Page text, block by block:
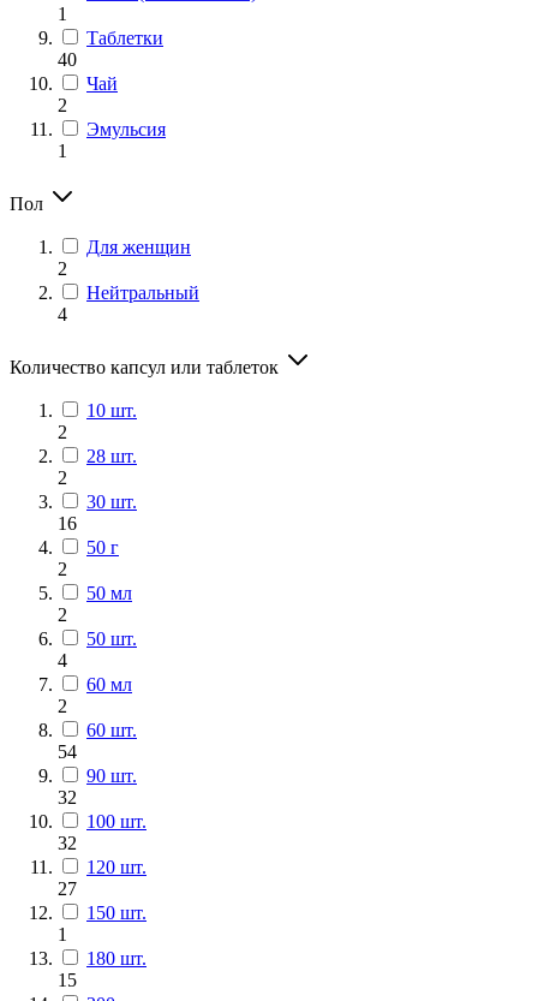
1
Таблетки
40
Чай
2
Эмульсия
1
Пол
Для женщин
2
Нейтральный
4
Количество капсул или таблеток
10 шт.
2
28 шт.
2
30 шт.
16
50 г
2
50 мл
2
50 шт.
4
60 мл
2
60 шт.
54
90 шт.
32
100 шт.
32
120 шт.
27
150 шт.
1
180 шт.
15